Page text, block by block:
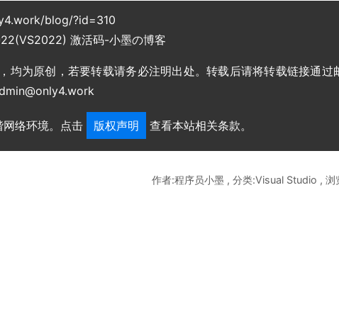
blog/?id=310
激活码-小墨の博客
均为原创，若要转载请务必注明出处。转载后请将转载链接通过
络环境。点击 版权声明 查看本站相关条款。
作者:程序员小墨 , 分类:Visual Studio ,